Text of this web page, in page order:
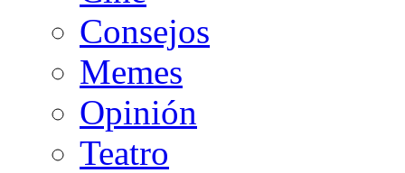
Consejos
Memes
Opinión
Teatro